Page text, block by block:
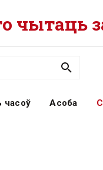
чытаць
часоў Асоба